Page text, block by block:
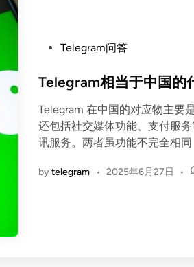
s
e
d
i
Telegram问答
Telegram相当于中国的
Telegram 在中国的对应物主要
还包括社交媒体功能、支付服
讯服务。两者虽功能不完全相
bytelegram • 2025年6月27日 •